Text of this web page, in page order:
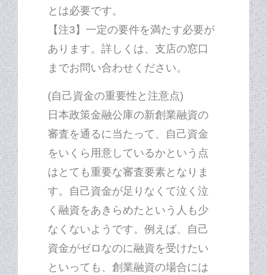
とは必要です。
【注3】一定の要件を満たす必要が
あります。詳しくは、支店の窓口
までお問い合わせください。
(自己資金の重要性と注意点)
日本政策金融公庫の新創業融資の
審査を通るに当たって、自己資金
をいくら用意しているかという点
はとても重要な審査要素となりま
す。自己資金が足りなくて泣く泣
く融資をあきらめたという人も少
なくないようです。例えば、自己
資金がゼロなのに融資を受けたい
といっても、創業融資の場合には